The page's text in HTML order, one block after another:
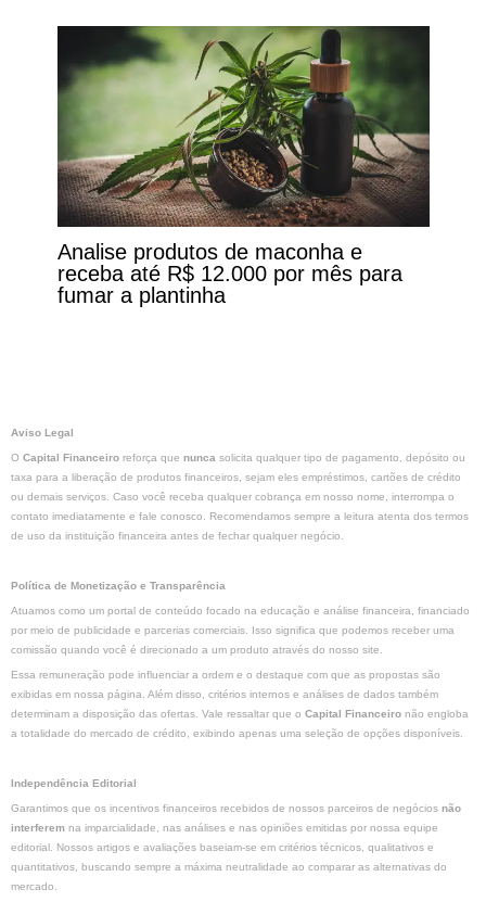
Analise produtos de maconha e
receba até R$ 12.000 por mês para
fumar a plantinha
Aviso Legal
O Capital Financeiro reforça que nunca solicita qualquer tipo de pagamento, depósito ou
taxa para a liberação de produtos financeiros, sejam eles empréstimos, cartões de crédito
ou demais serviços. Caso você receba qualquer cobrança em nosso nome, interrompa o
contato imediatamente e fale conosco. Recomendamos sempre a leitura atenta dos termos
de uso da instituição financeira antes de fechar qualquer negócio.
Política de Monetização e Transparência
Atuamos como um portal de conteúdo focado na educação e análise financeira, financiado
por meio de publicidade e parcerias comerciais. Isso significa que podemos receber uma
comissão quando você é direcionado a um produto através do nosso site.
Essa remuneração pode influenciar a ordem e o destaque com que as propostas são
exibidas em nossa página. Além disso, critérios internos e análises de dados também
determinam a disposição das ofertas. Vale ressaltar que o Capital Financeiro não engloba
a totalidade do mercado de crédito, exibindo apenas uma seleção de opções disponíveis.
Independência Editorial
Garantimos que os incentivos financeiros recebidos de nossos parceiros de negócios não
interferem na imparcialidade, nas análises e nas opiniões emitidas por nossa equipe
editorial. Nossos artigos e avaliações baseiam-se em critérios técnicos, qualitativos e
quantitativos, buscando sempre a máxima neutralidade ao comparar as alternativas do
mercado.